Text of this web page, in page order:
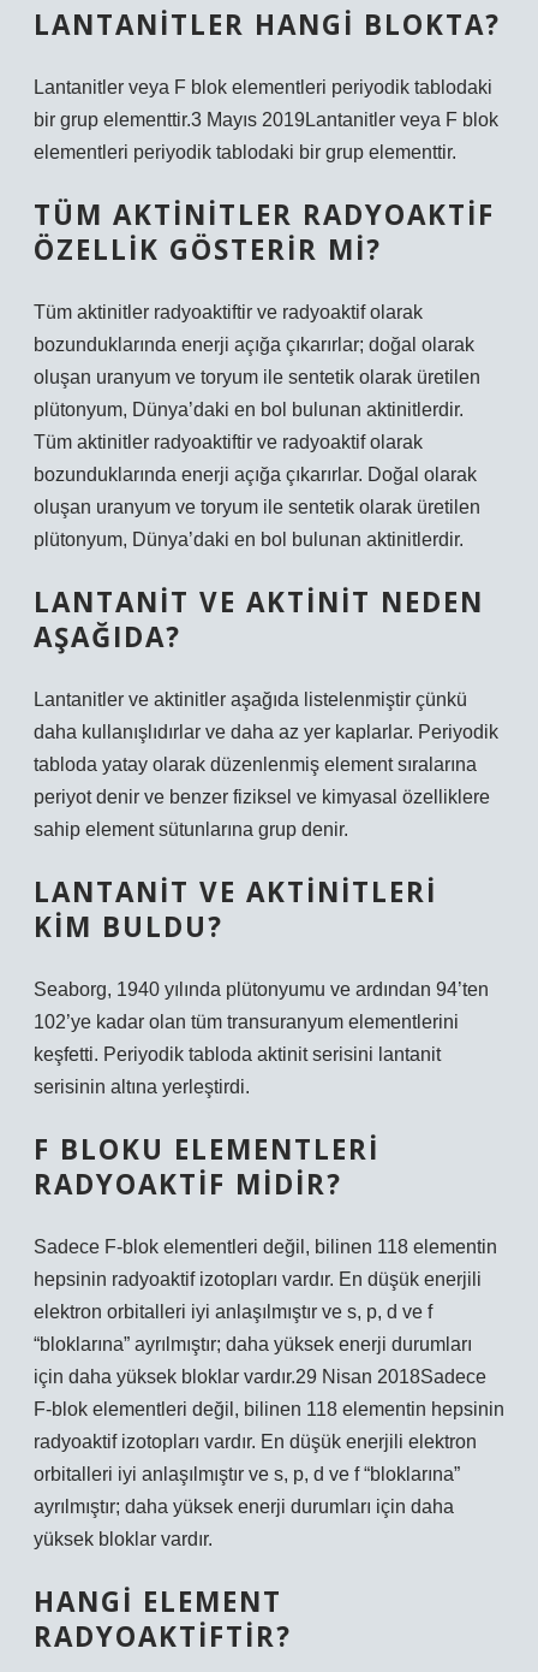
LANTANITLER HANGI BLOKTA?
Lantanitler veya F blok elementleri periyodik tablodaki
bir grup elementtir.3 Mayıs 2019Lantanitler veya F blok
elementleri periyodik tablodaki bir grup elementtir.
TÜM AKTINITLER RADYOAKTIF
ÖZELLIK GÖSTERIR MI?
Tüm aktinitler radyoaktiftir ve radyoaktif olarak
bozunduklarında enerji açığa çıkarırlar; doğal olarak
oluşan uranyum ve toryum ile sentetik olarak üretilen
plütonyum, Dünya’daki en bol bulunan aktinitlerdir.
Tüm aktinitler radyoaktiftir ve radyoaktif olarak
bozunduklarında enerji açığa çıkarırlar. Doğal olarak
oluşan uranyum ve toryum ile sentetik olarak üretilen
plütonyum, Dünya’daki en bol bulunan aktinitlerdir.
LANTANIT VE AKTINIT NEDEN
AŞAĞIDA?
Lantanitler ve aktinitler aşağıda listelenmiştir çünkü
daha kullanışlıdırlar ve daha az yer kaplarlar. Periyodik
tabloda yatay olarak düzenlenmiş element sıralarına
periyot denir ve benzer fiziksel ve kimyasal özelliklere
sahip element sütunlarına grup denir.
LANTANIT VE AKTINITLERI
KIM BULDU?
Seaborg, 1940 yılında plütonyumu ve ardından 94’ten
102’ye kadar olan tüm transuranyum elementlerini
keşfetti. Periyodik tabloda aktinit serisini lantanit
serisinin altına yerleştirdi.
F BLOKU ELEMENTLERI
RADYOAKTIF MIDIR?
Sadece F-blok elementleri değil, bilinen 118 elementin
hepsinin radyoaktif izotopları vardır. En düşük enerjili
elektron orbitalleri iyi anlaşılmıştır ve s, p, d ve f
“bloklarına” ayrılmıştır; daha yüksek enerji durumları
için daha yüksek bloklar vardır.29 Nisan 2018Sadece
F-blok elementleri değil, bilinen 118 elementin hepsinin
radyoaktif izotopları vardır. En düşük enerjili elektron
orbitalleri iyi anlaşılmıştır ve s, p, d ve f “bloklarına”
ayrılmıştır; daha yüksek enerji durumları için daha
yüksek bloklar vardır.
HANGI ELEMENT
RADYOAKTIFTIR?